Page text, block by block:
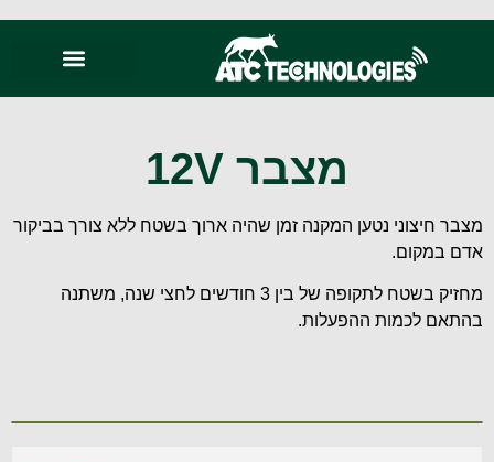
מצבר 12V
מצבר חיצוני נטען המקנה זמן שהיה ארוך בשטח ללא צורך בביקור
אדם במקום.
מחזיק בשטח לתקופה של בין 3 חודשים לחצי שנה, משתנה
בהתאם לכמות ההפעלות.